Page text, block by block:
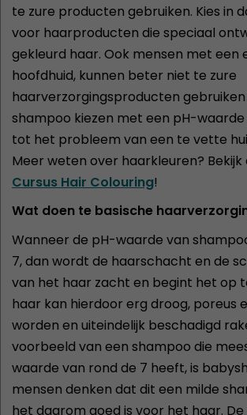
te zure producten gebruiken. Kies in
voor haarproducten die speciaal
gekleurd haar. Ook mensen met een
hoofdhuid, kunnen beter niet te zure
haarverzorgingsproducten
shampoo kiezen met een pH-
tot het probleem van een te vette
Meer weten over haarkleuren? Bekijk
Cursus Hair Colouring!
Wat doen te basische
Wanneer de pH-waarde van
7, dan wordt de haarschacht en de
van het haar zacht en begint het op
haar kan hierdoor erg droog, poreus
worden en uiteindelijk beschadigd
voorbeeld van een shampoo die
waarde van rond de 7 heeft, is
mensen denken dat dit een milde
het daarom goed is voor het haar.